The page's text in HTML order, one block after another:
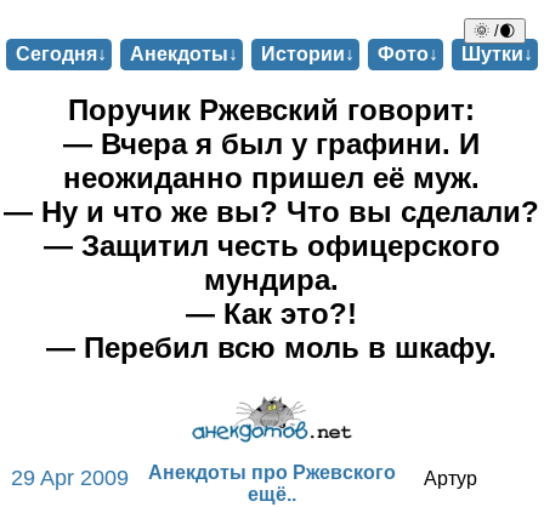
🌞 /🌒
Сегодня↓ Анекдоты↓ Истории↓ Фото↓ Шутки↓
Поручик Ржевский говорит:
— Вчера я был у графини. И
неожиданно пришел её муж.
— Ну и что же вы? Что вы сделали?
— Защитил честь офицерского
мундира.
— Как это?!
— Перебил всю моль в шкафу.
29 Apr 2009
Анекдоты про Ржевского
ещё..
Артур